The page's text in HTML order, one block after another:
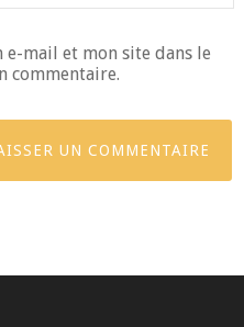
mail et mon site dans le
commentaire.